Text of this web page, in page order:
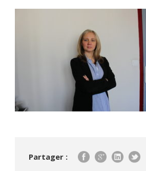
Partager :